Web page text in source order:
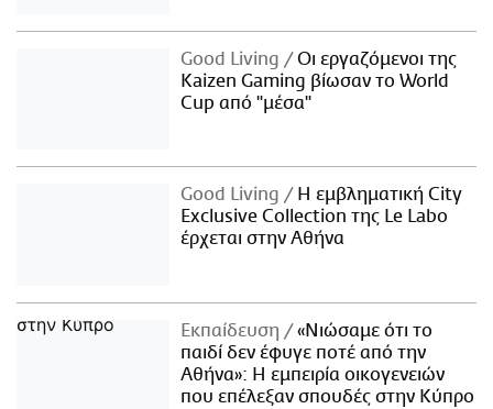
Good Living
Οι εργαζόμενοι της
Kaizen Gaming βίωσαν το World
Cup από "μέσα"
Good Living
Η εμβληματική City
Exclusive Collection της Le Labo
έρχεται στην Αθήνα
Εκπαίδευση
«Νιώσαμε ότι το
παιδί δεν έφυγε ποτέ από την
Αθήνα»: Η εμπειρία οικογενειών
που επέλεξαν σπουδές στην Κύπρο